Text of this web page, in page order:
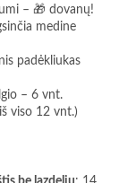
– 🎁 dovanų!
medine
padėkliukas
– 6 vnt.
viso 12 vnt.)